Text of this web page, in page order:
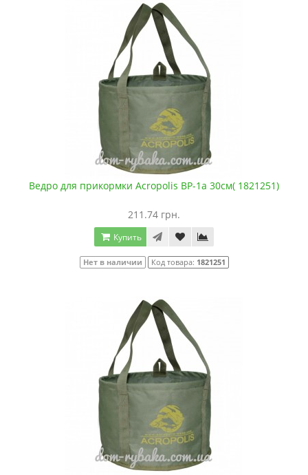
Ведро для прикормки Acropolis ВР-1а 30см( 1821251)
211.74 грн.
Купить
Нет в наличии Код товара: 1821251